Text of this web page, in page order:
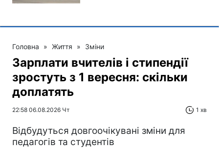
Головна » Життя » Зміни
Зарплати вчителів і стипендії
зростуть з 1 вересня: скільки
доплатять
22:58 06.08.2026 Чт 1 хв
Відбудуться довгоочікувані зміни для
педагогів та студентів